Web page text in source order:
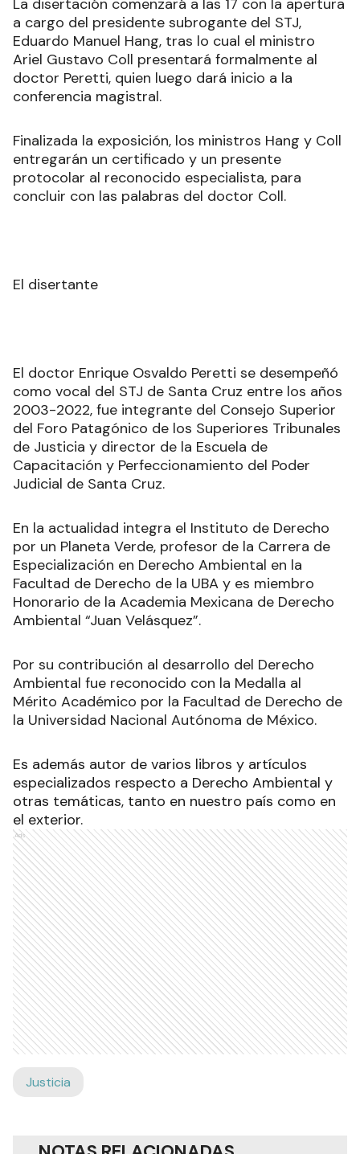
a cargo del presidente subrogante del STJ,
Eduardo Manuel Hang, tras lo cual el ministro
Ariel Gustavo Coll presentará formalmente al
doctor Peretti, quien luego dará inicio a la
conferencia magistral.
Finalizada la exposición, los ministros Hang y Coll
entregarán un certificado y un presente
protocolar al reconocido especialista, para
concluir con las palabras del doctor Coll.
El disertante
El doctor Enrique Osvaldo Peretti se desempeñó
como vocal del STJ de Santa Cruz entre los años
2003-2022, fue integrante del Consejo Superior
del Foro Patagónico de los Superiores Tribunales
de Justicia y director de la Escuela de
Capacitación y Perfeccionamiento del Poder
Judicial de Santa Cruz.
En la actualidad integra el Instituto de Derecho
por un Planeta Verde, profesor de la Carrera de
Especialización en Derecho Ambiental en la
Facultad de Derecho de la UBA y es miembro
Honorario de la Academia Mexicana de Derecho
Ambiental “Juan Velásquez”.
Por su contribución al desarrollo del Derecho
Ambiental fue reconocido con la Medalla al
Mérito Académico por la Facultad de Derecho de
la Universidad Nacional Autónoma de México.
Es además autor de varios libros y artículos
especializados respecto a Derecho Ambiental y
otras temáticas, tanto en nuestro país como en
el exterior.
Ads
Justicia